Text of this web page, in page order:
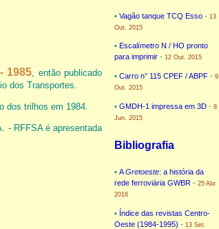
1985 , então publicado
dos Transportes.
dos trilhos em 1984.
- RFFSA é apresentada
• Vagão tanque TCQ Esso - 13
Out. 2015
• Escalímetro N / HO pronto
para imprimir - 12 Out. 2015
• Carro n° 115 CPEF / ABPF - 9
Out. 2015
• GMDH-1 impressa em 3D - 8
Jun. 2015
Bibliografia
• AGretoeste: a história da
rede ferroviária GWBR - 25 Abr.
2016
• Índice das revistas Centro-
Oeste (1984-1995) - 13 Set.